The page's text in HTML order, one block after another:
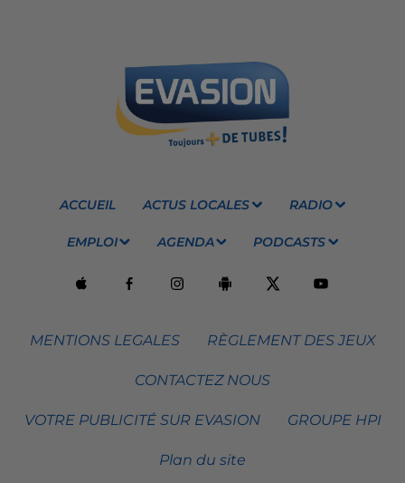
ACCUEIL ACTUS LOCALES RADIO
EMPLOI AGENDA PODCASTS
MENTIONS LEGALES RÈGLEMENT DES JEUX
CONTACTEZ NOUS
VOTRE PUBLICITÉ SUR EVASION GROUPE HPI
Plan du site